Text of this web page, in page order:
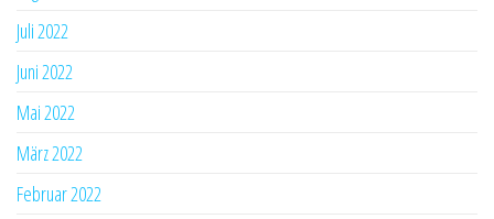
Juli 2022
Juni 2022
Mai 2022
März 2022
Februar 2022